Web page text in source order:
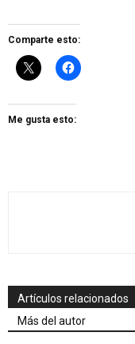
Comparte esto:
Me gusta esto:
Artículos relacionados
Más del autor